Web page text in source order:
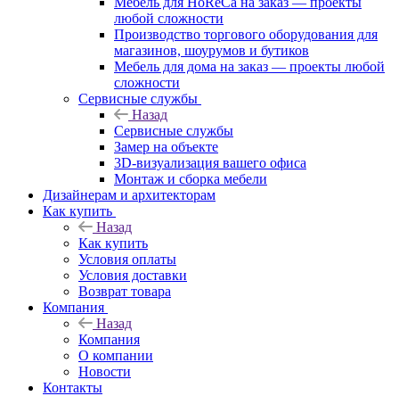
любой сложности
Производство торгового оборудования для
магазинов, шоурумов и бутиков
Мебель для дома на заказ — проекты любой
сложности
Сервисные службы
Назад
Сервисные службы
Замер на объекте
3D-визуализация вашего офиса
Монтаж и сборка мебели
Дизайнерам и архитекторам
Как купить
Назад
Как купить
Условия оплаты
Условия доставки
Возврат товара
Компания
Назад
Компания
О компании
Новости
Контакты